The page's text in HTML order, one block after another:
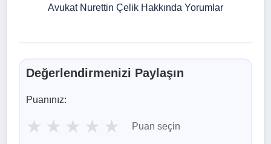
Avukat Nurettin Çelik Hakkında Yorumlar
Değerlendirmenizi Paylaşın
Puanınız:
★ ★ ★ ★ ★ Puan seçin